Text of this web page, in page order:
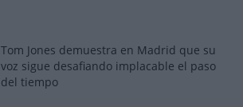
Tom Jones demuestra en Madrid que su
voz sigue desafiando implacable el paso
del tiempo